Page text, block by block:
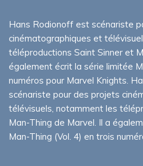
Hans Rodionoff est scénariste
cinématographiques et
téléproductions Saint Sinner et
également écrit la série limitée
numéros pour Marvel Knights.
scénariste pour des projets
télévisuels, notamment les
Man-Thing de Marvel. Il a
Man-Thing (Vol. 4) en trois